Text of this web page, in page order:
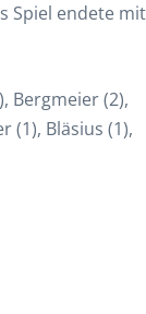
Spiel endete mit
Bergmeier (2),
(1), Bläsius (1),